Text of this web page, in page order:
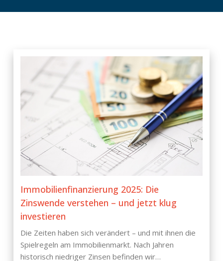
Immobilienfinanzierung 2025: Die
Zinswende verstehen – und jetzt klug
investieren
Die Zeiten haben sich verändert – und mit ihnen die
Spielregeln am Immobilienmarkt. Nach Jahren
historisch niedriger Zinsen befinden wir…